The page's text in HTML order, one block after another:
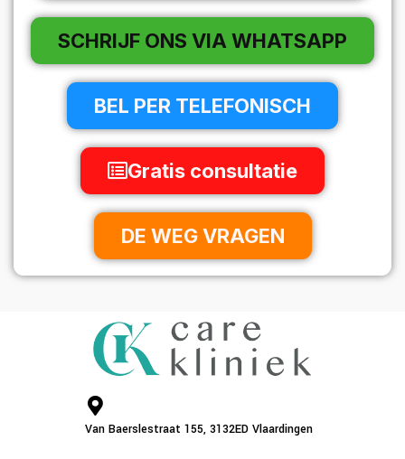
SCHRIJF ONS VIA WHATSAPP
BEL PER TELEFONISCH
Gratis consultatie
DE WEG VRAGEN
Van Baerslestraat 155, 3132ED Vlaardingen